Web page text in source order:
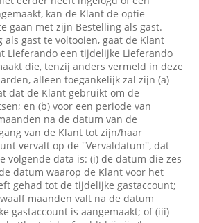
kan de Klant de optie
gaan met zijn Bestelling als gast.
als gast te voltooien, gaat de Klant
Lieferando een tijdelijke Lieferando
die, tenzij anders vermeld in deze
alleen toegankelijk zal zijn (a)
dat de Klant gebruikt om de
en (b) voor een periode van
na de datum van de
van de Klant tot zijn/haar
vervalt op de ''Vervaldatum'', dat
volgende data is: (i) de datum die zes
datum waarop de Klant voor het
gehad tot de tijdelijke gastaccount;
maanden valt na de datum
gastaccount is aangemaakt; of (iii)